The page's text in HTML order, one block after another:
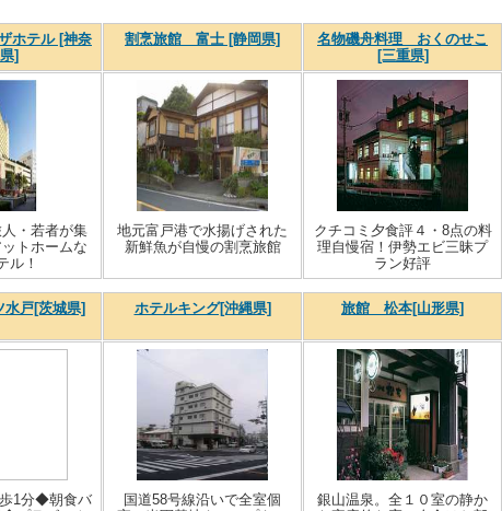
ホテル [神奈
]
割烹旅館 富士 [静岡県]
名物磯舟料理 おくのせこ
[三重県]
・若者が集
トホームな
ル！
地元富戸港で水揚げされた
新鮮魚が自慢の割烹旅館
クチコミ夕食評４・8点の料
理自慢宿！伊勢エビ三昧プ
ラン好評
水戸[茨城県] ホテルキング[沖縄県] 旅館 松本[山形県]
1分◆朝食バ
国道58号線沿いで全室個
銀山温泉。全１０室の静か